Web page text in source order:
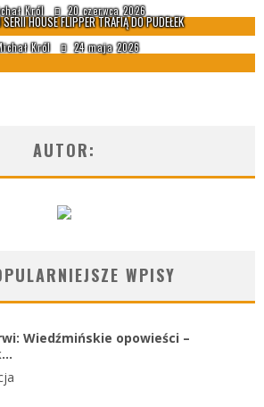
Król 20 czerwca 2026
HOUSE FLIPPER TRAFIĄ DO PUDEŁEK
Król 24 maja 2026
AUTOR:
WPISY
Wiedźmińskie opowieści –